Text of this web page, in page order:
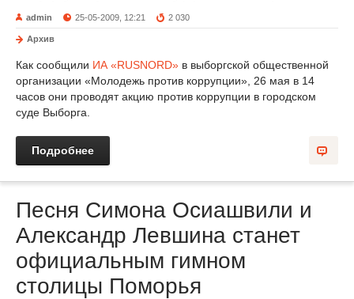
admin 25-05-2009, 12:21 2 030
Архив
Как сообщили ИА «RUSNORD» в выборгской общественной
организации «Молодежь против коррупции», 26 мая в 14
часов они проводят акцию против коррупции в городском
суде Выборга.
Подробнее
Песня Симона Осиашвили и
Александр Левшина станет
официальным гимном
столицы Поморья